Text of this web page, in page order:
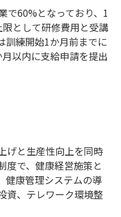
で60%となっており、1
として研修費用と受講
訓練開始1か月前までに
以内に支給申請を提出
げと生産性向上を同時
度で、健康経営施策と
健康管理システムの導
資、テレワーク環境整